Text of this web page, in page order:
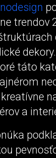
trendov
táto
a